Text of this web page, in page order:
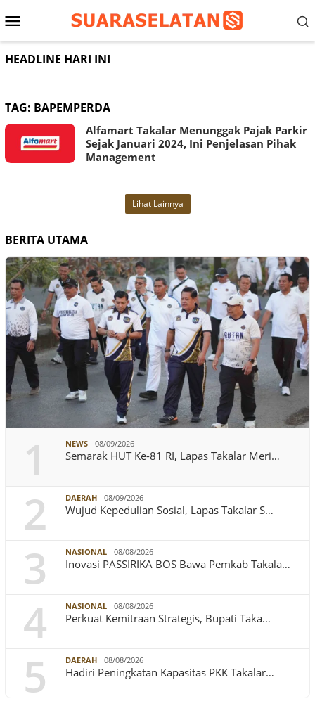
ke
Menu
Mobile
HEADLINE HARI INI
TAG: BAPEMPERDA
Alfamart Takalar Menunggak Pajak Parkir
Sejak Januari 2024, Ini Penjelasan Pihak
Management
Lihat Lainnya
BERITA UTAMA
1 NEWS 08/09/2026
Semarak HUT Ke-81 RI, Lapas Takalar Meri…
2 DAERAH 08/09/2026
Wujud Kepedulian Sosial, Lapas Takalar S…
3 NASIONAL 08/08/2026
Inovasi PASSIRIKA BOS Bawa Pemkab Takala…
4 NASIONAL 08/08/2026
Perkuat Kemitraan Strategis, Bupati Taka…
5 DAERAH 08/08/2026
Hadiri Peningkatan Kapasitas PKK Takalar…